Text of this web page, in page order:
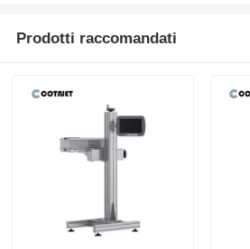
Prodotti raccomandati